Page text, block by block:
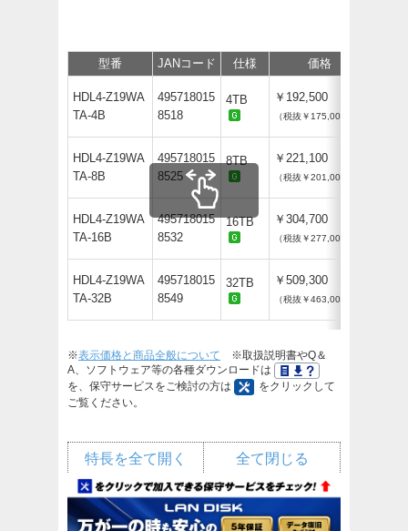
型番 JANコード 仕様 価格
HDL4-Z19WA
TA-4B
495718015
8518
4TB ￥192,500
（税抜￥175,000）
HDL4-Z19WA
TA-8B
495718015
8525
8TB ￥221,100
（税抜￥201,000）
HDL4-Z19WA
TA-16B
495718015
8532
16TB ￥304,700
（税抜￥277,000）
HDL4-Z19WA
TA-32B
495718015
8549
32TB ￥509,300
（税抜￥463,000）
※表示価格と商品全般について ※取扱説明書やQ＆
A、ソフトウェア等の各種ダウンロードは
を、保守サービスをご検討の方は
をクリックして
ご覧ください。
全て閉じる
特長を全て開く